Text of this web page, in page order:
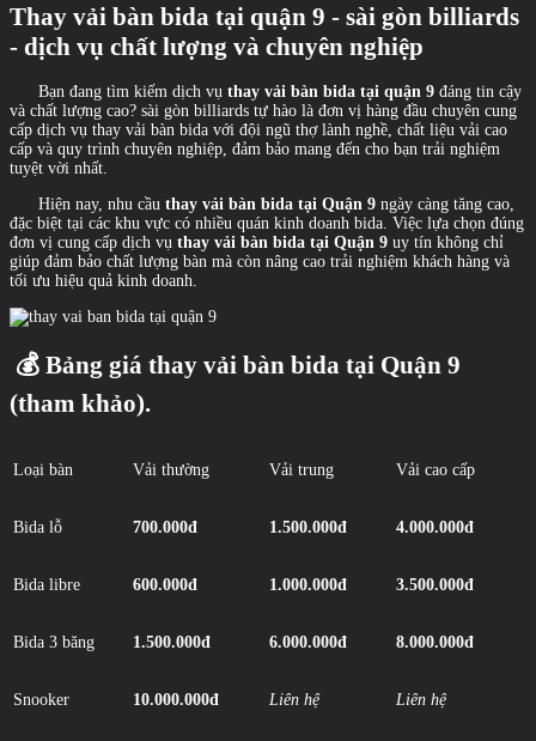
Thay vải bàn bida tại quận 9 - sài gòn billiards
- dịch vụ chất lượng và chuyên nghiệp
Bạn đang tìm kiếm dịch vụ thay vải bàn bida tại quận 9 đáng tin cậy
và chất lượng cao? sài gòn billiards tự hào là đơn vị hàng đầu chuyên cung
cấp dịch vụ thay vải bàn bida với đội ngũ thợ lành nghề, chất liệu vải cao
cấp và quy trình chuyên nghiệp, đảm bảo mang đến cho bạn trải nghiệm
tuyệt vời nhất.
Hiện nay, nhu cầu thay vải bàn bida tại Quận 9 ngày càng tăng cao,
đặc biệt tại các khu vực có nhiều quán kinh doanh bida. Việc lựa chọn đúng
đơn vị cung cấp dịch vụ thay vải bàn bida tại Quận 9 uy tín không chỉ
giúp đảm bảo chất lượng bàn mà còn nâng cao trải nghiệm khách hàng và
tối ưu hiệu quả kinh doanh.
💰 Bảng giá thay vải bàn bida tại Quận 9
(tham khảo).
Loại bàn Vải thường Vải trung Vải cao cấp
Bida lỗ 700.000đ 1.500.000đ 4.000.000đ
Bida libre 600.000đ 1.000.000đ 3.500.000đ
Bida 3 băng 1.500.000đ 6.000.000đ 8.000.000đ
Snooker 10.000.000đ Liên hệ Liên hệ